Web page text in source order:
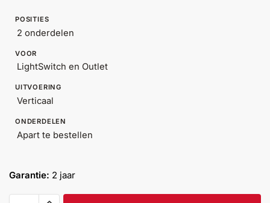
Branddetectie
Inbraakbeveiliging
Merken
Help &
service
POSITIES
2 onderdelen
VOOR
LightSwitch en Outlet
UITVOERING
Verticaal
ONDERDELEN
Apart te bestellen
Garantie: 2 jaar